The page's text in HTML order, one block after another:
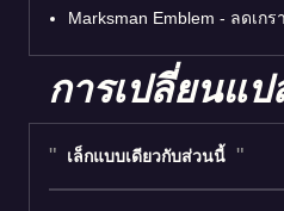
Marksman Emblem - ลดเกร
การเปลี่ยนแป
เล็กแบบเดียวกับส่วนนี้